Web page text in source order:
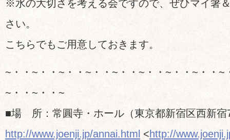
※水の大切さを考える会ですので、ぜひマイ箸
さい。
こちらでもご用意しておきます。
~・・~・・~・・~・・~・・~・・~・・~・・~
~・・~・・~
■場 所：常圓寺・ホール（東京都新宿区西新宿
http://www.joenji.jp/annai.html <http://